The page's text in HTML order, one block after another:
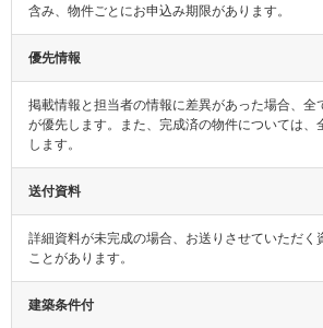
含み、物件ごとにお申込み期限があります。
優先情報
掲載情報と担当者の情報に差異があった場合、全
が優先します。また、完成済の物件については、
します。
送付資料
詳細資料が未完成の場合、お送りさせていただく
ことがあります。
建築条件付